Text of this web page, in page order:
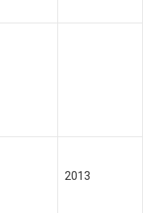
2013